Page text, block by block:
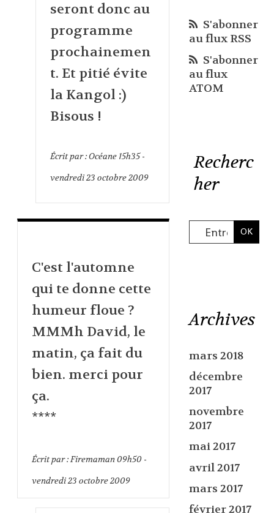
seront donc au
programme
prochainemen
t. Et pitié évite
la Kangol :)
Bisous !
Écrit par :Océane 15h35-
vendredi 23 octobre 2009
C'est l'automne
qui te donne cette
humeur floue ?
MMMh David, le
matin, ça fait du
bien. merci pour
ça.
****
Écrit par :Firemaman09h50-
vendredi 23 octobre 2009
S'abonner
au flux RSS
S'abonner
au flux
ATOM
Recherc
her
Archives
mars 2018
décembre
2017
novembre
2017
mai 2017
avril 2017
mars 2017
février 2017